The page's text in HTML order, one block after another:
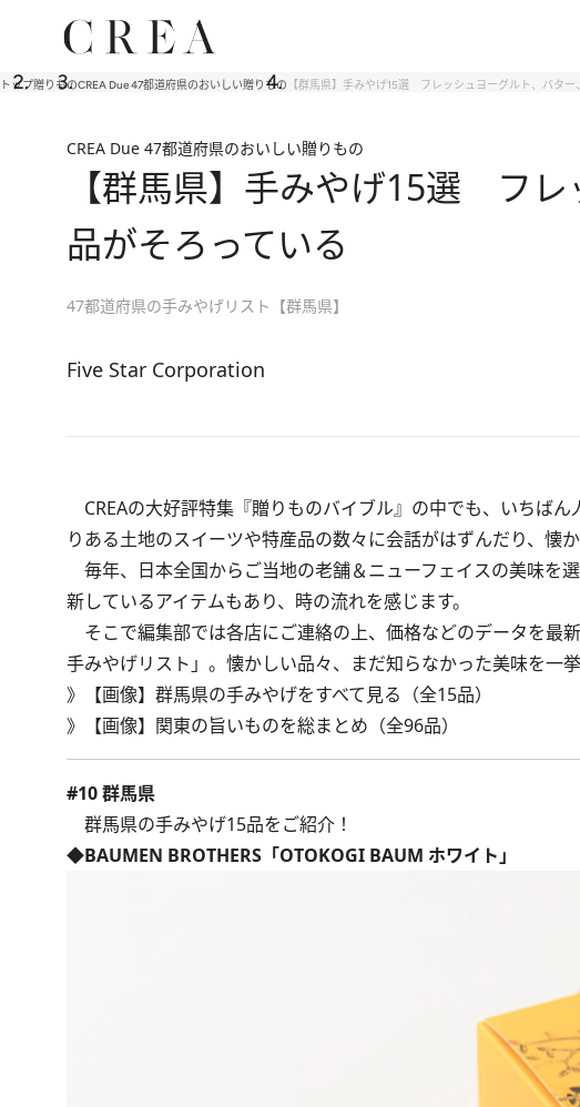
トップ贈りものCREA Due 47都道府県のおいしい贈りもの 【群馬県】手みやげ15選 フレッシュヨーグルト、バタ
CREA Due 47都道府県のおいしい贈りもの
【群馬県】手みやげ15選 フ
品がそろっている
47都道府県の手みやげリスト【群馬県】
Five Star Corporation
CREAの大好評特集『贈りものバイブル』の中でも、いちば
りある土地のスイーツや特産品の数々に会話がはずんだり、懐
毎年、日本全国からご当地の老舗＆ニューフェイスの美味を
新しているアイテムもあり、時の流れを感じます。
そこで編集部では各店にご連絡の上、価格などのデータを最
手みやげリスト」。懐かしい品々、まだ知らなかった美味を一
》
【画像】群馬県の手みやげをすべて見る（全15品）
》
【画像】関東の旨いものを総まとめ（全96品）
#10 群馬県
群馬県の手みやげ15品をご紹介！
◆BAUMEN BROTHERS「OTOKOGI BAUM ホワイト」